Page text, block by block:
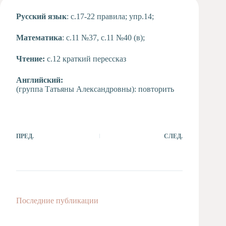
студия
Музыкальное
Психологическая
Тьюторская
служба
Русский язык: с.17-22 правила; упр.14;
Математика: с.11 №37, с.11 №40 (в);
Чтение: с.12 краткий перессказ
Английский:
(группа Татьяны Александровны): повторить
ПРЕД. СЛЕД.
Последние публикации